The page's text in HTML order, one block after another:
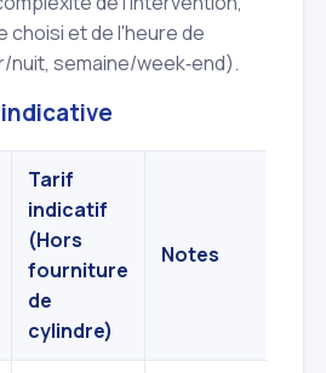
choisi et de l'heure de
semaine/week‑end).
Tarif
indicatif
(Hors
fourniture
de
cylindre)
Notes